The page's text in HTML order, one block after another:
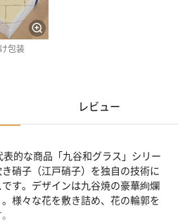
包装
レビュー
的な商品「九谷和グラス」シリー
硝子（江戸硝子）を独自の技術に
す。デザインは九谷焼の豪華絢爛
様々な花を敷き詰め、花の輪郭を